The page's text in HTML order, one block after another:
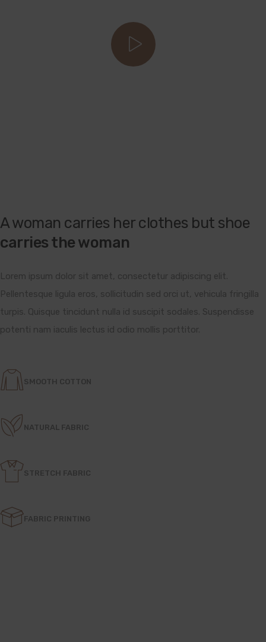
A woman carries her clothes but shoe
carries the woman
Lorem ipsum dolor sit amet, consectetur adipiscing elit.
Pellentesque ligula eros, sollicitudin sed orci ut, vehicula fringilla
turpis. Quisque tincidunt nulla id suscipit sodales. Suspendisse
potenti nam iaculis lectus id odio mollis porttitor.
SMOOTH COTTON
NATURAL FABRIC
STRETCH FABRIC
FABRIC PRINTING